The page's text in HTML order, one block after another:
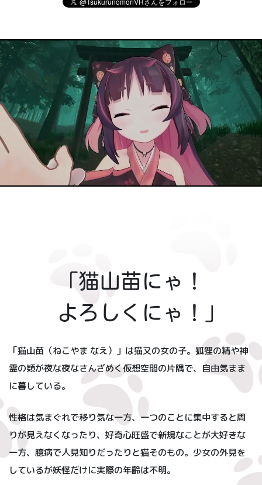
「猫山苗にゃ！
よろしくにゃ！」
「猫山苗（ねこやま なえ）」は猫又の女の子。狐狸の精や神
霊の類が夜な夜なさんざめく仮想空間の片隅で、自由気まま
に暮している。
性格は気まぐれで移り気な一方、一つのことに集中すると周
りが見えなくなったり、好奇心旺盛で新規なことが大好きな
一方、臆病で人見知りだったりと猫そのもの。少女の外見を
しているが妖怪だけに実際の年齢は不明。